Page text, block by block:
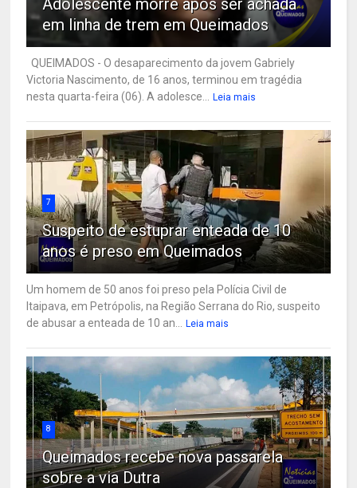
Adolescente morre após ser achada
em linha de trem em Queimados
QUEIMADOS - O desaparecimento da jovem Gabriely
Victoria Nascimento, de 16 anos, terminou em tragédia
nesta quarta-feira (06). A adolesce...
Leia mais
7
Suspeito de estuprar enteada de 10
anos é preso em Queimados
Um homem de 50 anos foi preso pela Polícia Civil de
Itaipava, em Petrópolis, na Região Serrana do Rio, suspeito
de abusar a enteada de 10 an...
Leia mais
8
Queimados recebe nova passarela
sobre a via Dutra